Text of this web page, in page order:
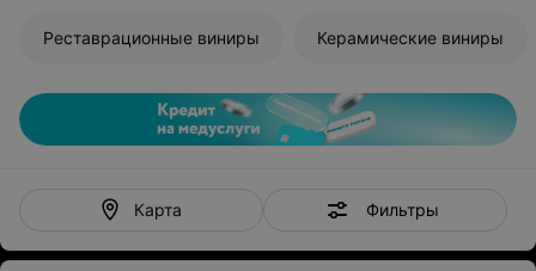
Реставрационные виниры Керамические виниры
Карта Фильтры